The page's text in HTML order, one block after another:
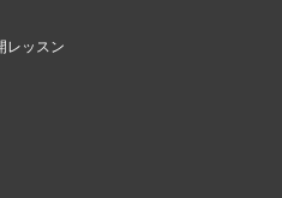
レッスン